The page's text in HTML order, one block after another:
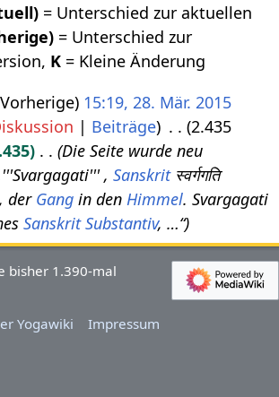
= Unterschied zur aktuellen
= Unterschied zur
K = Kleine Änderung
Vorherige 15:19, 28. Mär. 2015
Beiträge
2.435
Die Seite wurde neu
, Sanskritस्वर्गगति
der Gangin den Himmel. Svargagati
Sanskrit Substantiv, …“
bisher 1.390-mal
Yogawiki Impressum